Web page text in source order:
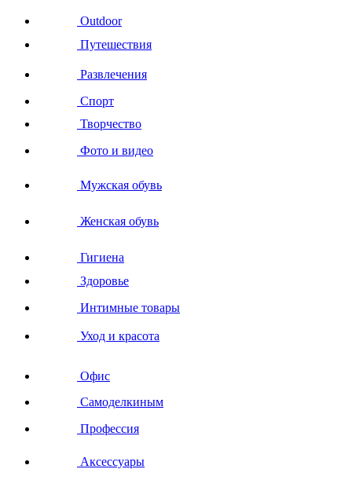
Outdoor
Путешествия
Развлечения
Спорт
Творчество
Фото и видео
Мужская обувь
Женская обувь
Гигиена
Здоровье
Интимные товары
Уход и красота
Офис
Самоделкиным
Профессия
Аксессуары